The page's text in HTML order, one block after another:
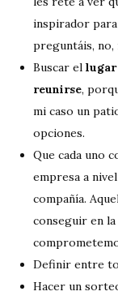
inspirador
preguntáis, no,
Buscar el lugar
reunirse,
mi caso un
opciones.
Que cada uno
empresa a nivel
compañía.
conseguir en
Definir entre
Hacer un